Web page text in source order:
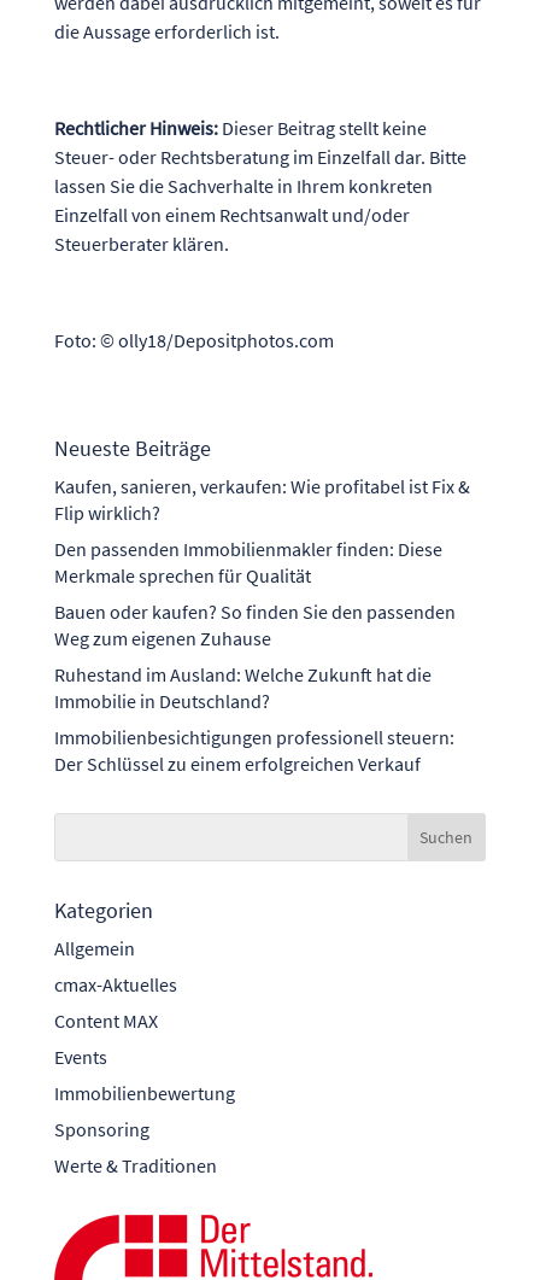
die Aussage erforderlich ist.
Rechtlicher Hinweis:Dieser Beitrag stellt keine
Steuer- oder Rechtsberatung im Einzelfall dar. Bitte
lassen Sie die Sachverhalte in Ihrem konkreten
Einzelfall von einem Rechtsanwalt und/oder
Steuerberater klären.
Foto: © olly18/Depositphotos.com
Neueste Beiträge
Kaufen, sanieren, verkaufen: Wie profitabel ist Fix &
Flip wirklich?
Den passenden Immobilienmakler finden: Diese
Merkmale sprechen für Qualität
Bauen oder kaufen? So finden Sie den passenden
Weg zum eigenen Zuhause
Ruhestand im Ausland: Welche Zukunft hat die
Immobilie in Deutschland?
Immobilienbesichtigungen professionell steuern:
Der Schlüssel zu einem erfolgreichen Verkauf
Kategorien
Allgemein
cmax-Aktuelles
Content MAX
Events
Immobilienbewertung
Sponsoring
Werte & Traditionen